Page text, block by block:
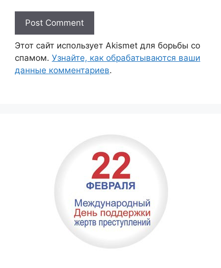
Этот сайт использует Akismet для борьбы со
спамом. Узнайте, как обрабатываются ваши
данные комментариев.